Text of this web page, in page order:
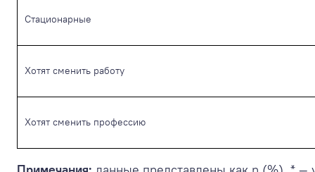
Стационарные
Хотят сменить работу
Хотят сменить профессию